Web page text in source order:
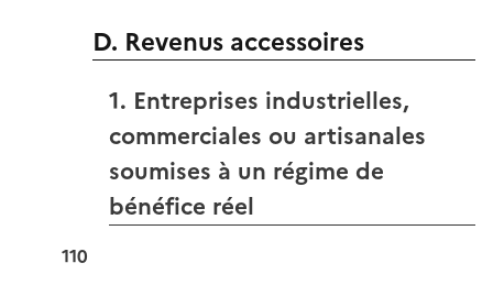
D. Revenus accessoires
1. Entreprises industrielles,
commerciales ou artisanales
soumises à un régime de
bénéfice réel
110